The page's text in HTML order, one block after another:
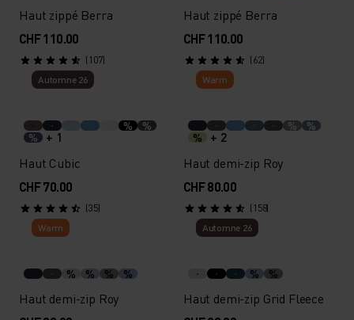
Haut zippé Berra
CHF 110.00
(107)
Haut zippé Berra
CHF 110.00
(62)
Automne 26
%
%
%
+ 1
Haut Cubic
CHF 70.00
(35)
Warm
%
%
%
+ 2
Haut demi-zip Roy
CHF 80.00
(158)
Warm
% % % %
Haut demi-zip Roy
Automne 26
% %
Haut demi-zip Grid Fleece